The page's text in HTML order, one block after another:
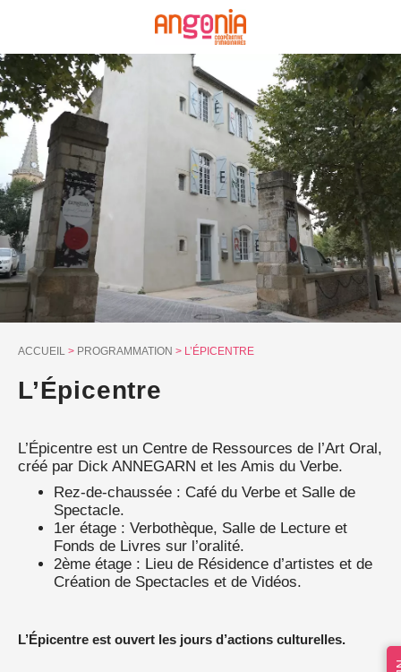
ACCUEIL > PROGRAMMATION > L’ÉPICENTRE
L’Épicentre
L’Épicentre est un Centre de Ressources de l’Art Oral,
créé par Dick ANNEGARN et les Amis du Verbe.
Rez-de-chaussée : Café du Verbe et Salle de
Spectacle.
1er étage : Verbothèque, Salle de Lecture et
Fonds de Livres sur l’oralité.
2ème étage : Lieu de Résidence d’artistes et de
Création de Spectacles et de Vidéos.
L’Épicentre est ouvert les jours d’actions culturelles.